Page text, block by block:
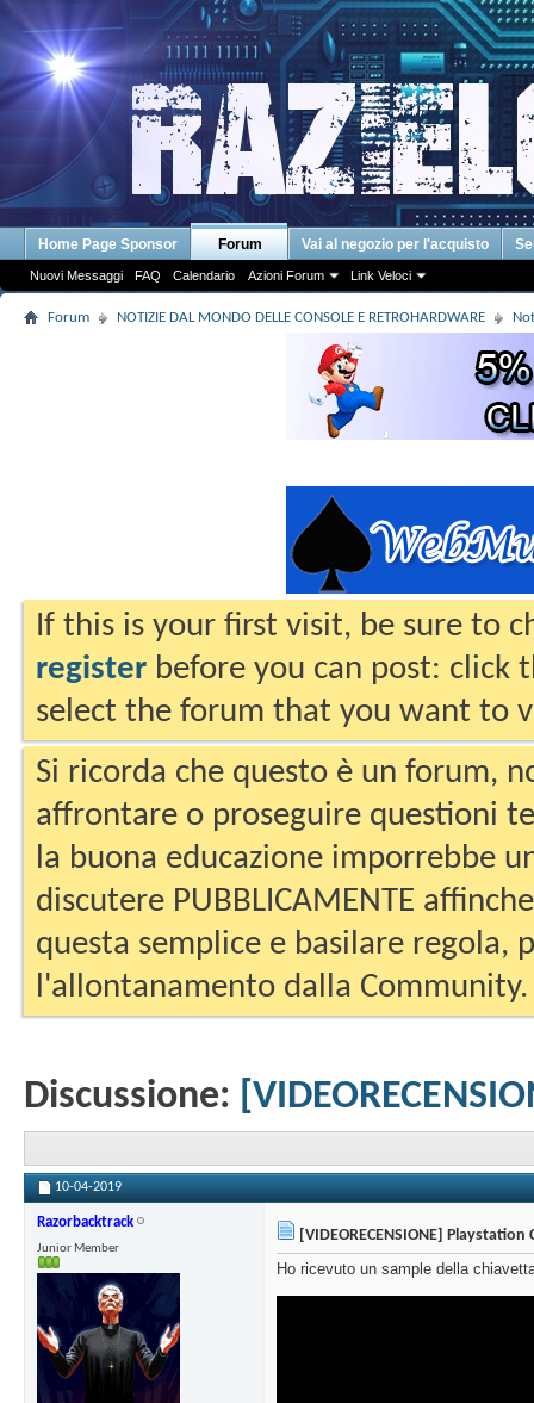
Home Page Sponsor Forum
Nuovi Messaggi FAQ Calendario Azioni Forum Link Veloci
Vai al negozio per l'acquisto
Forum NOTIZIE DAL MONDO DELLE CONSOLE E RETROHARDWARE
If this is your first visit, be sure to
register before you can post: click
select the forum that you want to
Si ricorda che questo è un forum,
affrontare o proseguire questioni
la buona educazione imporrebbe
discutere PUBBLICAMENTE
questa semplice e basilare regola,
l'allontanamento dalla Community.
Discussione:
10-04-2019
Razorbacktrack
Junior Member
[VIDEORECENSIONE]
Ho ricevuto un sample della